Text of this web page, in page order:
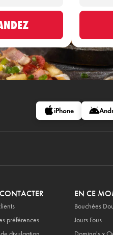
iPhone
préférences
EN CE
Bouchées
Jours Fous